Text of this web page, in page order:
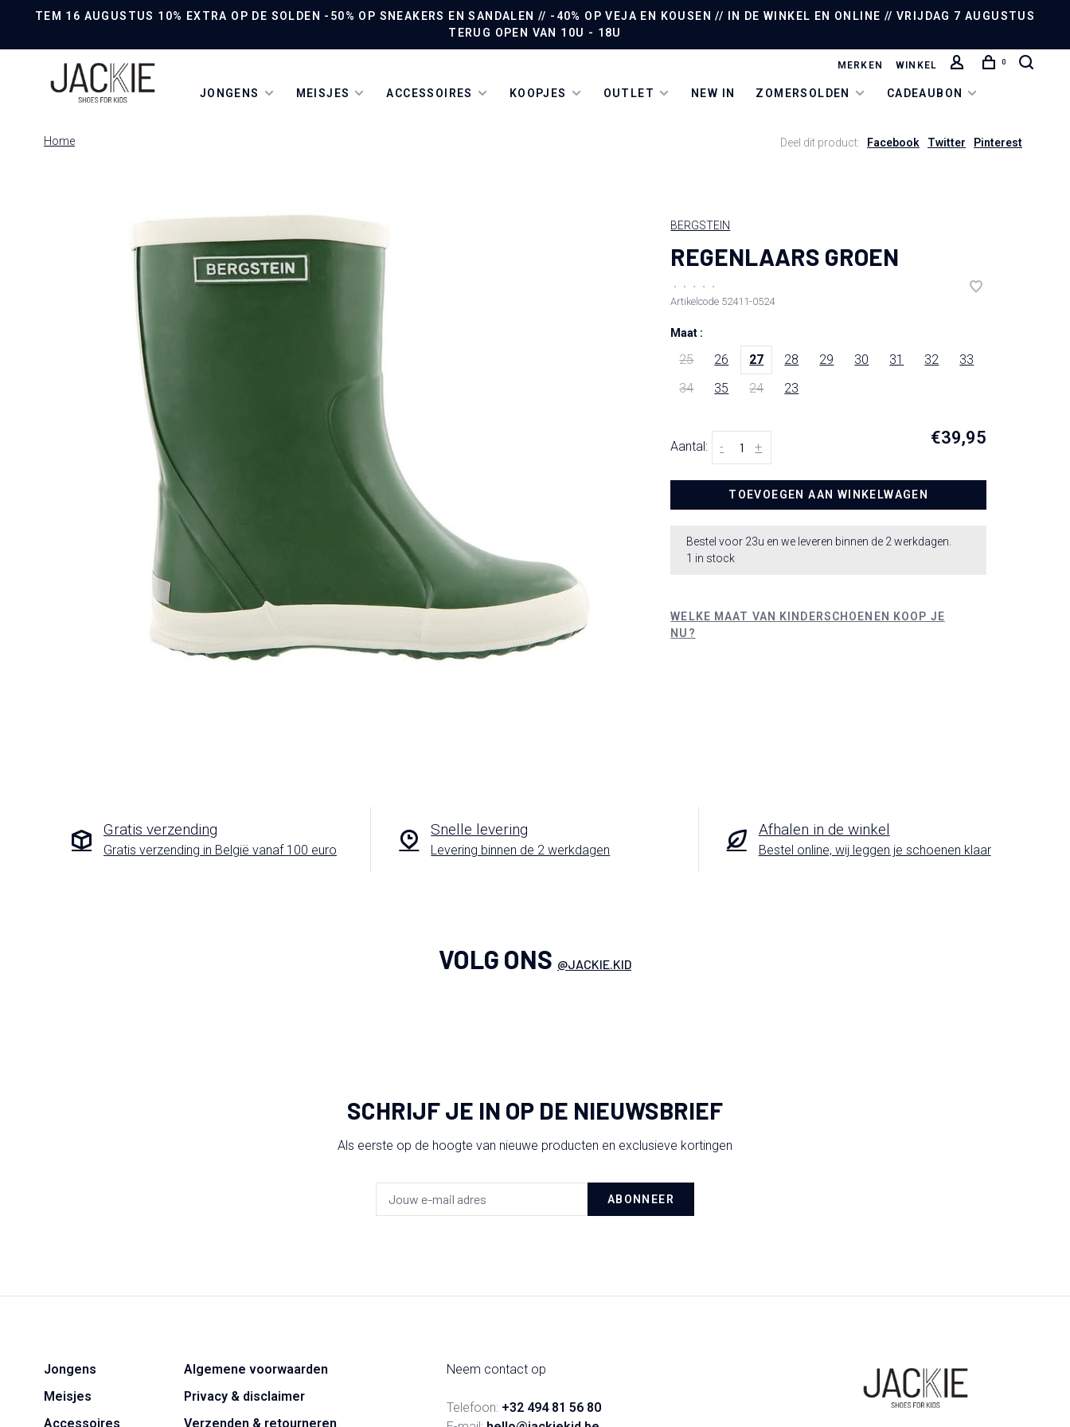
TEM 16 AUGUSTUS 10% EXTRA OP DE SOLDEN -50% OP SNEAKERS EN SANDALEN // -40% OP VEJA EN KOUSEN // IN DE WINKEL EN ONLINE // VRIJDAG 7 AUGUSTUS
TERUG OPEN VAN 10U - 18U
JONGENS MEISJES ACCESSOIRES KOOPJES OUTLET NEW IN ZOMERSOLDEN CADEAUBON
MERKEN WINKEL 0
Home Deel dit product: Facebook Twitter Pinterest
BERGSTEIN
REGENLAARS GROEN
• • • •
•
Artikelcode 52411-0524
Maat :
25 26 27 28 29 30 31 32
33
34
35 24 23
Aantal: +
- €39,95
TOEVOEGEN AAN WINKELWAGEN
Bestel voor 23u en we leveren binnen de 2 werkdagen.
1 in stock
WELKE MAAT VAN KINDERSCHOENEN KOOP JE
NU?
Gratis verzending
Gratis verzending in België vanaf 100 euro
Snelle levering
Levering binnen de 2 werkdagen
Afhalen in de winkel
Bestel online, wij leggen je schoenen klaar
VOLG ONS @JACKIE.KID
SCHRIJF JE IN OP DE NIEUWSBRIEF
Als eerste op de hoogte van nieuwe producten en exclusieve kortingen
ABONNEER
Jongens
Meisjes
Accessoires
Algemene voorwaarden
Privacy & disclaimer
Verzenden & retourneren
Neem contact op
Telefoon: +32 494 81 56 80